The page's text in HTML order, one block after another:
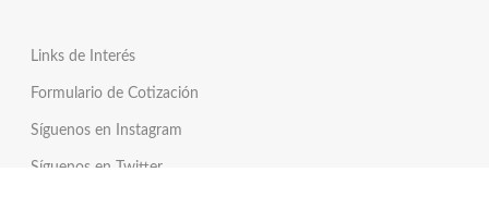
Links de Interés
Formulario de Cotización
Síguenos en Instagram
Síguenos en Twitter